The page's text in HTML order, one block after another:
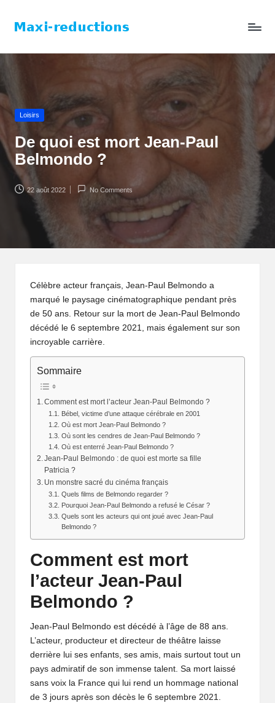
content
Loisirs
De quoi est mort Jean-Paul
Belmondo ?
22 août 2022 No Comments
Célèbre acteur français, Jean-Paul Belmondo a
marqué le paysage cinématographique pendant près
de 50 ans. Retour sur la mort de Jean-Paul Belmondo
décédé le 6 septembre 2021, mais également sur son
incroyable carrière.
Sommaire
Comment est mort l’acteur Jean-Paul Belmondo ?
Bébel, victime d’une attaque cérébrale en 2001
Où est mort Jean-Paul Belmondo ?
Où sont les cendres de Jean-Paul Belmondo ?
Où est enterré Jean-Paul Belmondo ?
Jean-Paul Belmondo : de quoi est morte sa fille
Patricia ?
Un monstre sacré du cinéma français
Quels films de Belmondo regarder ?
Pourquoi Jean-Paul Belmondo a refusé le César ?
Quels sont les acteurs qui ont joué avec Jean-Paul
Belmondo ?
Comment est mort
l’acteur Jean-Paul
Belmondo ?
Jean-Paul Belmondo est décédé à l’âge de 88 ans.
L’acteur, producteur et directeur de théâtre laisse
derrière lui ses enfants, ses amis, mais surtout tout un
pays admiratif de son immense talent. Sa mort laissé
sans voix la France qui lui rend un hommage national
de 3 jours après son décès le 6 septembre 2021.